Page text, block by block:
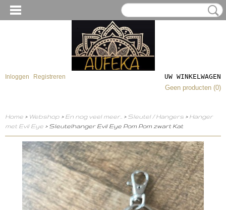
Inloggen Registreren
UW WINKELWAGEN
Geen producten (0)
Home > Webshop > En nog veel meer.. > Sleutel / Hangers > Hanger
met Evil Eye > Sleutelhanger Evil Eye Pom Pom zwart Kat